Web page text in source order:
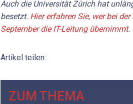
Auch die Universität Zürich hat
besetzt. Hier erfahren Sie, wer bei
September die IT-Leitung übernimmt.
Artikel teilen:
ZUM THEMA